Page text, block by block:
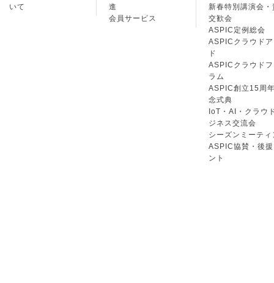
いて
進
会員サービス
新春特別講演会・
交歓会
ASPIC定例総会
ASPICクラウド
ド
ASPICクラウド
ラム
ASPIC創立15周
念式典
IoT・AI・クラウ
ジネス交流会
シーズンミーティ
ASPIC協賛・後
ント